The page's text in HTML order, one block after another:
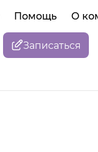
Помощь О
Записаться